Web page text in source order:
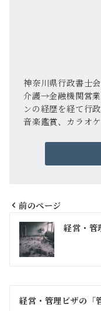
神奈川県行政書士
介護→金融機関営
ンの経歴を経て行
音楽鑑賞、カラオ
投
稿
ナ
ビ
ゲ
前のページ
経営・管
経営・管理ビザの「